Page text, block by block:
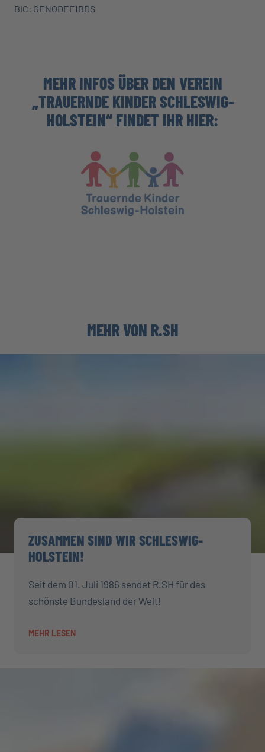
BIC: GENODEF1BDS
MEHR INFOS ÜBER DEN VEREIN
„TRAUERNDE KINDER SCHLESWIG-
HOLSTEIN“ FINDET IHR HIER:
MEHR VON R.SH
ZUSAMMEN SIND WIR SCHLESWIG-
HOLSTEIN!
Seit dem 01. Juli 1986 sendet R.SH für das
schönste Bundesland der Welt!
MEHR LESEN